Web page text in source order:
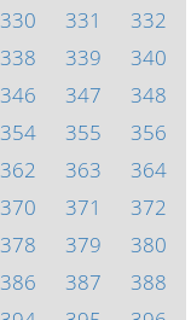
330 331
332
338 339
340
346 347
348
354 355
356
362 363
364
370 371
372
378 379
380
386 387
388